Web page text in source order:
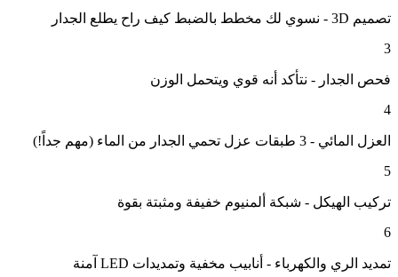
تصميم 3D - نسوي لك مخطط بالضبط كيف راح يطلع الجدار
3
فحص الجدار - نتأكد أنه قوي ويتحمل الوزن
4
العزل المائي - 3 طبقات عزل تحمي الجدار من الماء (مهم جداً!)
5
تركيب الهيكل - شبكة ألمنيوم خفيفة ومثبتة بقوة
6
تمديد الري والكهرباء - أنابيب مخفية وتمديدات LED آمنة